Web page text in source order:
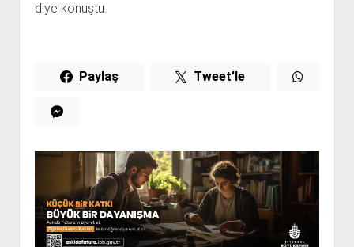
diye konuştu.
Paylaş Tweet'le